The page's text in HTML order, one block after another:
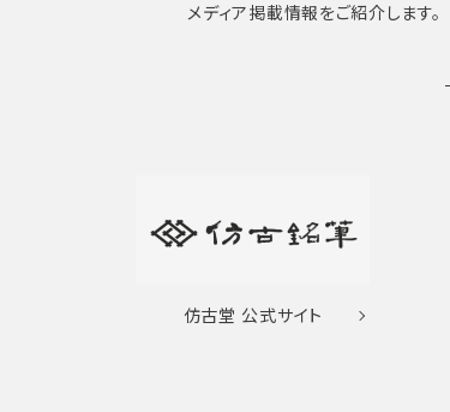
メディア掲載情報をご紹介します。
仿古堂 公式サイト